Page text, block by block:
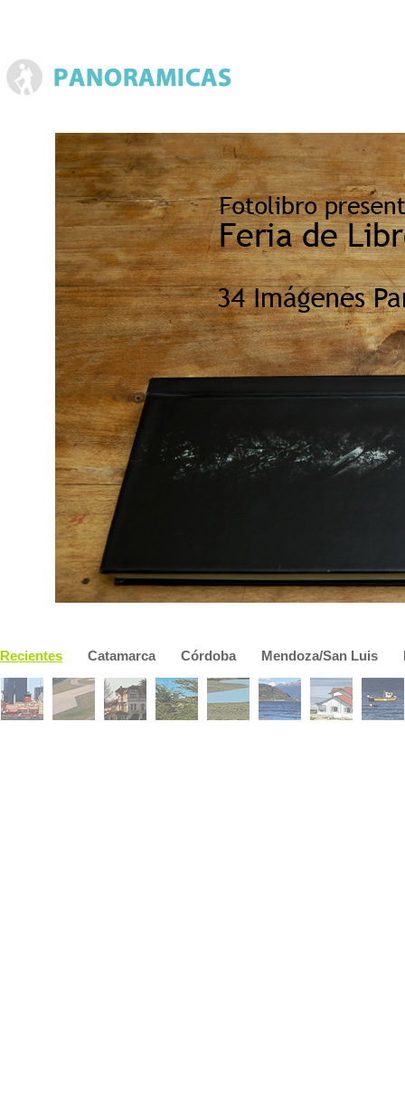
Recientes Catamarca Córdoba Mendoza/San Luis